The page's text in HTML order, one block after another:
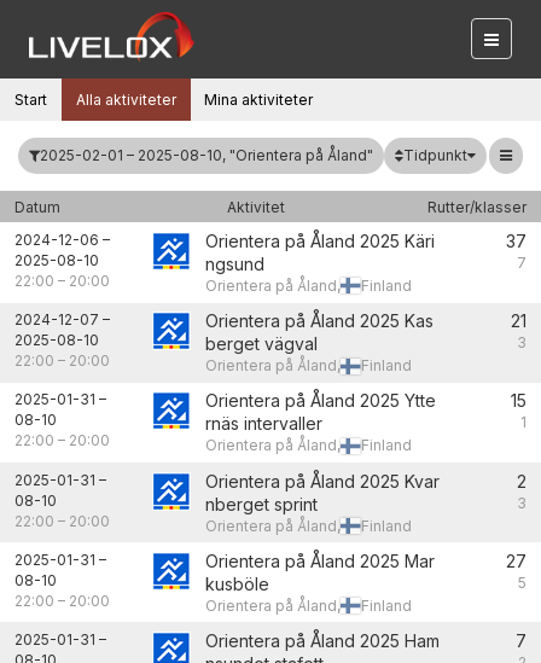
Start Alla aktiviteter Mina aktiviteter
2025-02-01 – 2025-08-10, "Orientera på Åland" Tidpunkt
Datum Aktivitet
Rutter/klasser
2024-12-06 –
2025-08-10
22:00 – 20:00
Orientera på Åland 2025 Käri
ngsund
Orientera på Åland, Finland
37
7
2024-12-07 –
2025-08-10
22:00 – 20:00
Orientera på Åland 2025 Kas
berget vägval
Orientera på Åland, Finland
21
3
2025-01-31 –
08-10
22:00 – 20:00
Orientera på Åland 2025 Ytte
rnäs intervaller
Orientera på Åland, Finland
15
1
2025-01-31 –
08-10
22:00 – 20:00
Orientera på Åland 2025 Kvar
nberget sprint
Orientera på Åland, Finland
2
3
2025-01-31 –
08-10
22:00 – 20:00
Orientera på Åland 2025 Mar
kusböle
Orientera på Åland, Finland
27
5
2025-01-31 –
Orientera på Åland 2025 Ham
7